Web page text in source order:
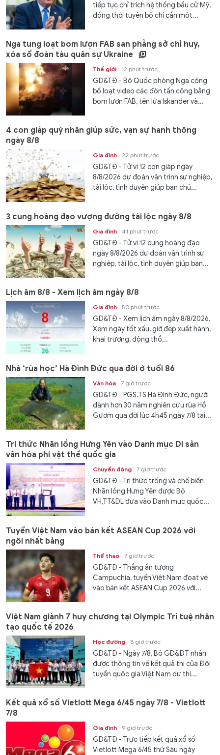
tiếp tục chỉ trích hệ thống bầu cử Mỹ,
đồng thời tuyên bố chỉ cần một...
Nga tung loạt bom lượn FAB san phẳng sở chỉ huy,
xóa sổ đoàn tàu quân sự Ukraine
Thế giới 12 phút trước
GD&TĐ - Bộ Quốc phòng Nga công
bố loạt video các đòn tấn công bằng
bom lượn FAB, tên lửa Iskander và...
4 con giáp quý nhân giúp sức, vạn sự hanh thông
ngày 8/8
Gia đình 22 phút trước
GD&TĐ - Tử vi 12 con giáp ngày
8/8/2026 dự đoán vận trình sự nghiệp,
tài lộc, tình duyên giúp bạn chủ...
3 cung hoàng đạo vượng đường tài lộc ngày 8/8
Gia đình 41 phút trước
GD&TĐ - Tử vi 12 cung hoàng đạo
ngày 8/8/2026 dự đoán vận trình sự
nghiệp, tài lộc, tình duyên giúp bạn...
Lịch âm 8/8 - Xem lịch âm ngày 8/8
Gia đình 50 phút trước
GD&TĐ - Xem lịch âm ngày 8/8/2026.
Xem ngày tốt xấu, giờ đẹp xuất hành,
khai trương, động thổ...
Nhà ‘rùa học’ Hà Đình Đức qua đời ở tuổi 86
Văn hóa 7 giờ trước
GD&TĐ - PGS.TS Hà Đình Đức, người
dành hơn 30 năm nghiên cứu rùa Hồ
Gươm qua đời lúc 4h45 ngày 7/8 tại...
Tri thức Nhãn lồng Hưng Yên vào Danh mục Di sản
văn hóa phi vật thể quốc gia
Chuyển động 7 giờ trước
GD&TĐ - Tri thức trồng và chế biến
Nhãn lồng Hưng Yên được Bộ
VH,TT&DL đưa vào Danh mục quốc...
Tuyển Việt Nam vào bán kết ASEAN Cup 2026 với
ngôi nhất bảng
Thể thao 7 giờ trước
GD&TĐ - Thắng ấn tượng
Campuchia, tuyển Việt Nam đoạt vé
vào bán kết ASEAN Cup 2026 với...
Việt Nam giành 7 huy chương tại Olympic Trí tuệ nhân
tạo quốc tế 2026
Học đường 8 giờ trước
GD&TĐ - Ngày 7/8, Bộ GD&ĐT nhận
được thông tin về kết quả thi của Đội
tuyển quốc gia Việt Nam dự thi...
Kết quả xổ số Vietlott Mega 6/45 ngày 7/8 - Vietlott
7/8
Gia đình 9 giờ trước
GD&TĐ - Trực tiếp kết quả xổ số
Vietlott Mega 6/45 thứ Sáu ngày